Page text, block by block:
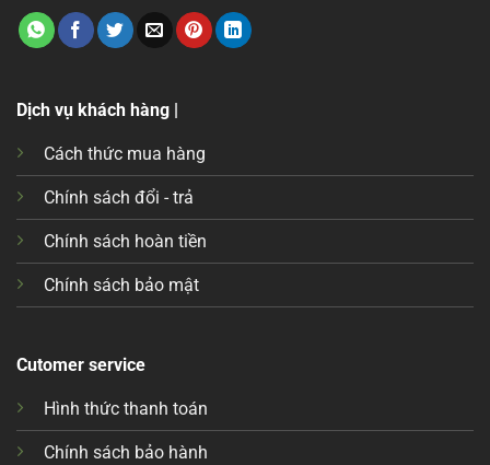
Dịch vụ khách hàng |
Cách thức mua hàng
Chính sách đổi - trả
Chính sách hoàn tiền
Chính sách bảo mật
Cutomer service
Hình thức thanh toán
Chính sách bảo hành